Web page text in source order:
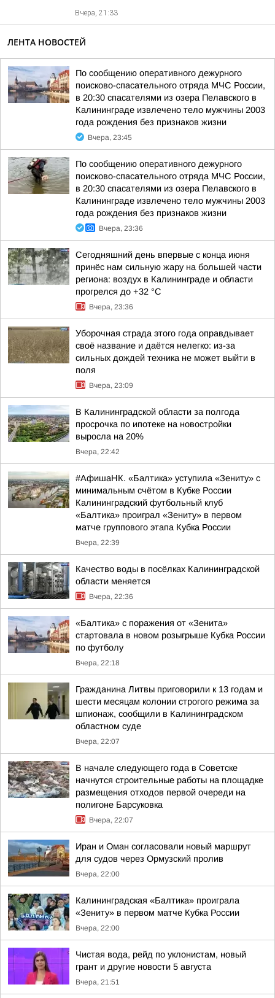
Вчера, 21:33
ЛЕНТА НОВОСТЕЙ
По сообщению оперативного дежурного
поисково-спасательного отряда МЧС России,
в 20:30 спасателями из озера Пелавского в
Калининграде извлечено тело мужчины 2003
года рождения без признаков жизни
Вчера, 23:45
По сообщению оперативного дежурного
поисково-спасательного отряда МЧС России,
в 20:30 спасателями из озера Пелавского в
Калининграде извлечено тело мужчины 2003
года рождения без признаков жизни
Вчера, 23:36
Сегодняшний день впервые с конца июня
принёс нам сильную жару на большей части
региона: воздух в Калининграде и области
прогрелся до +32 °С
Вчера, 23:36
Уборочная страда этого года оправдывает
своё название и даётся нелегко: из-за
сильных дождей техника не может выйти в
поля
Вчера, 23:09
В Калининградской области за полгода
просрочка по ипотеке на новостройки
выросла на 20%
Вчера, 22:42
#АфишаНК. «Балтика» уступила «Зениту» с
минимальным счётом в Кубке России
Калининградский футбольный клуб
«Балтика» проиграл «Зениту» в первом
матче группового этапа Кубка России
Вчера, 22:39
Качество воды в посёлках Калининградской
области меняется
Вчера, 22:36
«Балтика» с поражения от «Зенита»
стартовала в новом розыгрыше Кубка России
по футболу
Вчера, 22:18
Гражданина Литвы приговорили к 13 годам и
шести месяцам колонии строгого режима за
шпионаж, сообщили в Калининградском
областном суде
Вчера, 22:07
В начале следующего года в Советске
начнутся строительные работы на площадке
размещения отходов первой очереди на
полигоне Барсуковка
Вчера, 22:07
Иран и Оман согласовали новый маршрут
для судов через Ормузский пролив
Вчера, 22:00
Калининградская «Балтика» проиграла
«Зениту» в первом матче Кубка России
Вчера, 22:00
Чистая вода, рейд по уклонистам, новый
грант и другие новости 5 августа
Вчера, 21:51